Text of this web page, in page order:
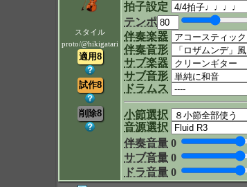
スタイル
proto/@hikigatari
拍子設定
テンポ
伴奏楽器
伴奏音形
サブ楽器
サブ音形
ドラムス
小節選択
音源選択
伴奏音量 0
サブ音量 0
ドラ音量 0